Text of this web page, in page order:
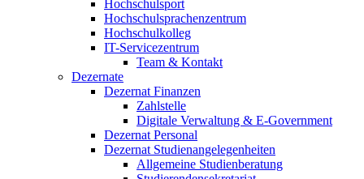
Hochschulsport
Hochschulsprachenzentrum
Hochschulkolleg
IT-Servicezentrum
Team & Kontakt
Dezernate
Dezernat Finanzen
Zahlstelle
Digitale Verwaltung & E-Government
Dezernat Personal
Dezernat Studienangelegenheiten
Allgemeine Studienberatung